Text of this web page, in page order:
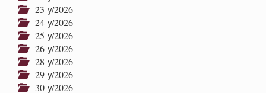
23-у/2026
24-у/2026
25-у/2026
26-у/2026
28-у/2026
29-у/2026
30-у/2026